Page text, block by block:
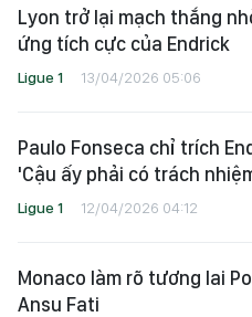
Lyon trở lại mạch thắng
ứng tích cực của Endrick
Ligue 1 13/04/2026 05:06
Paulo Fonseca chỉ trích
'Cậu ấy phải có trách
Ligue 1 12/04/2026 04:12
Monaco làm rõ tương lai
Ansu Fati